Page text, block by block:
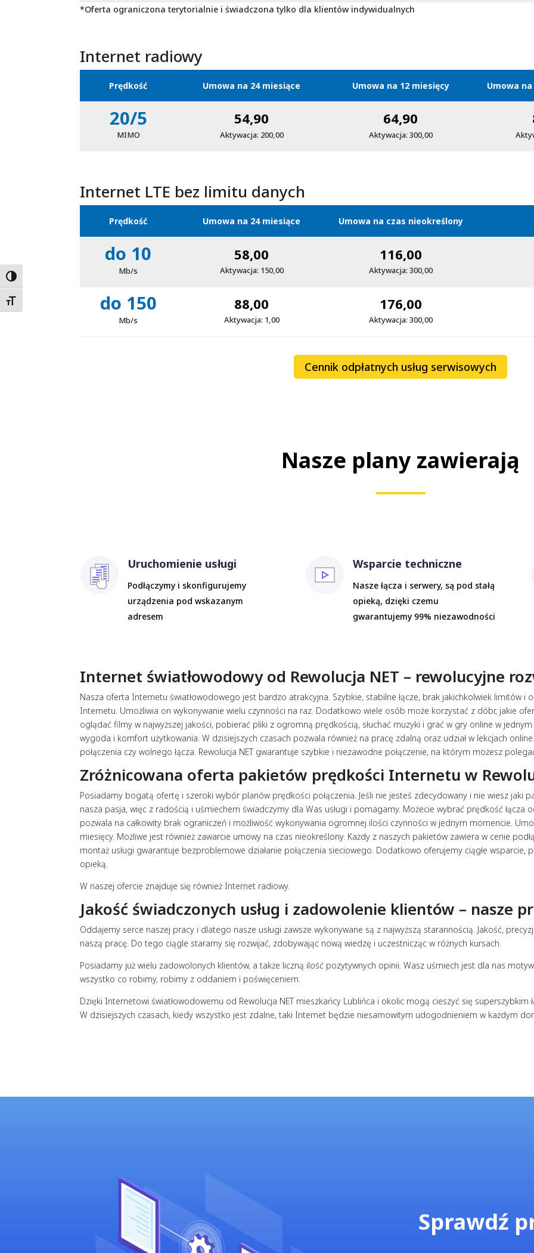
Wysoki kontrast
Zwiększ czcionkę
*Oferta ograniczona terytorialnie i świadczona tylko dla klientów indywidualnych
Internet radiowy
Prędkość Umowa na 24 miesiące Umowa na 12 miesięcy Umowa
20/5
MIMO
54,90
Aktywacja: 200,00
64,90
Aktywacja: 300,00
Internet LTE bez limitu danych
Prędkość Umowa na 24 miesiące Umowa na czas nieokreślony
do 10
Mb/s
58,00
Aktywacja: 150,00
116,00
Aktywacja: 300,00
do 150
Mb/s
88,00
Aktywacja: 1,00
176,00
Aktywacja: 300,00
Cennik odpłatnych usług serwisowych
Nasze plany zawierają
Uruchomienie usługi
Podłączymy i skonfigurujemy
urządzenia pod wskazanym
adresem
Wsparcie techniczne
Nasze łącza i serwery, są pod stałą
opieką, dzięki czemu
gwarantujemy 99% niezawodności
Internet światłowodowy od Rewolucja NET – rewolucyjne
Nasza oferta Internetu światłowodowego jest bardzo atrakcyjna. Szybkie, stabilne łącze, brak jakichkolwiek limitów
Internetu. Umożliwia on wykonywanie wielu czynności na raz. Dodatkowo wiele osób może korzystać z dóbr, jakie
oglądać filmy w najwyższej jakości, pobierać pliki z ogromną prędkością, słuchać muzyki i grać w gry online w
wygoda i komfort użytkowania. W dzisiejszych czasach pozwala również na pracę zdalną oraz udział w lekcjach
połączenia czy wolnego łącza. Rewolucja NET gwarantuje szybkie i niezawodne połączenie, na którym możesz
Zróżnicowana oferta pakietów prędkości Internetu w
Posiadamy bogatą ofertę i szeroki wybór planów prędkości połączenia. Jeśli nie jesteś zdecydowany i nie wiesz jaki
nasza pasja, więc z radością i uśmiechem świadczymy dla Was usługi i pomagamy. Możecie wybrać prędkość łącza
pozwala na całkowity brak ograniczeń i możliwość wykonywania ogromnej ilości czynności w jednym momencie.
miesięcy. Możliwe jest również zawarcie umowy na czas nieokreślony. Każdy z naszych pakietów zawiera w cenie
montaż usługi gwarantuje bezproblemowe działanie połączenia sieciowego. Dodatkowo oferujemy ciągłe wsparcie,
opieką.
W naszej ofercie znajduje się również Internet radiowy.
Jakość świadczonych usług i zadowolenie klientów – nasze
Oddajemy serce naszej pracy i dlatego nasze usługi zawsze wykonywane są z najwyższą starannością. Jakość,
naszą pracę. Do tego ciągle staramy się rozwijać, zdobywając nową wiedzę i uczestnicząc w różnych kursach.
Posiadamy już wielu zadowolonych klientów, a także liczną ilość pozytywnych opinii. Wasz uśmiech jest dla nas
wszystko co robimy, robimy z oddaniem i poświęceniem.
Dzięki Internetowi światłowodowemu od Rewolucja NET mieszkańcy Lublińca i okolic mogą cieszyć się superszybkim
W dzisiejszych czasach, kiedy wszystko jest zdalne, taki Internet będzie niesamowitym udogodnieniem w każdym
Sprawdź